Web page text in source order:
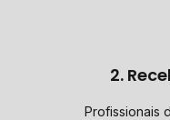
2.
Profissionais